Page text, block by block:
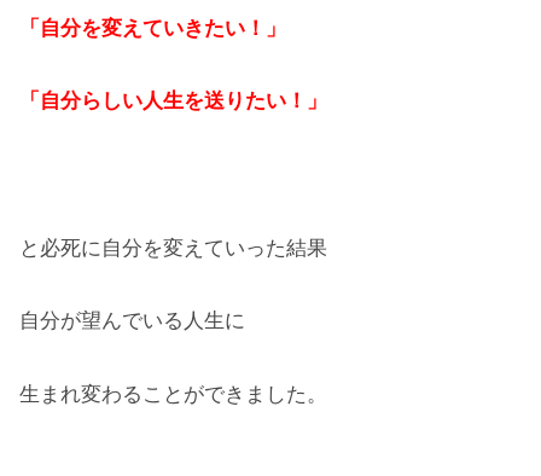
「自分を変えていきたい！」
「自分らしい人生を送りたい！」
と必死に自分を変えていった結果
自分が望んでいる人生に
生まれ変わることができました。